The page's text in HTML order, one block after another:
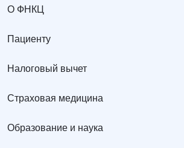
О ФНКЦ
Пациенту
Налоговый вычет
Страховая медицина
Образование и наука